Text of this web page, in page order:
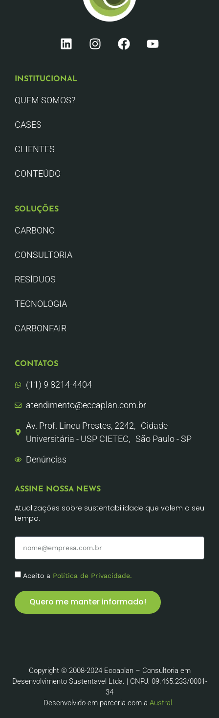
INSTITUCIONAL
QUEM SOMOS?
CASES
CLIENTES
CONTEÚDO
SOLUÇÕES
CARBONO
CONSULTORIA
RESÍDUOS
TECNOLOGIA
CARBONFAIR
CONTATOS
(11) 9 8214-4404
atendimento@eccaplan.com.br
Av. Prof. Lineu Prestes, 2242, Cidade
Universitária - USP CIETEC, São Paulo - SP
Denúncias
ASSINE NOSSA NEWS
Atualizações sobre sustentabilidade que valem o seu
tempo.
Aceito a Política de Privacidade.
Quero me manter informado!
Copyright © 2008-2024 Eccaplan – Consultoria em
Desenvolvimento Sustentavel Ltda. | CNPJ: 09.465.233/0001-
34
Desenvolvido em parceria com a Austral .